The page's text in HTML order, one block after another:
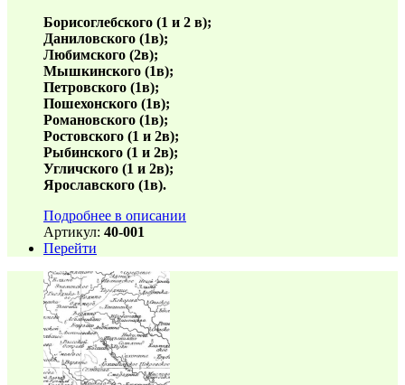
Борисоглебского (1 и 2 в);
Даниловского (1в);
Любимского (2в);
Мышкинского (1в);
Петровского (1в);
Пошехонского (1в);
Романовского (1в);
Ростовского (1 и 2в);
Рыбинского (1 и 2в);
Угличского (1 и 2в);
Ярославского (1в).
Подробнее в описании
Артикул: 40-001
Перейти